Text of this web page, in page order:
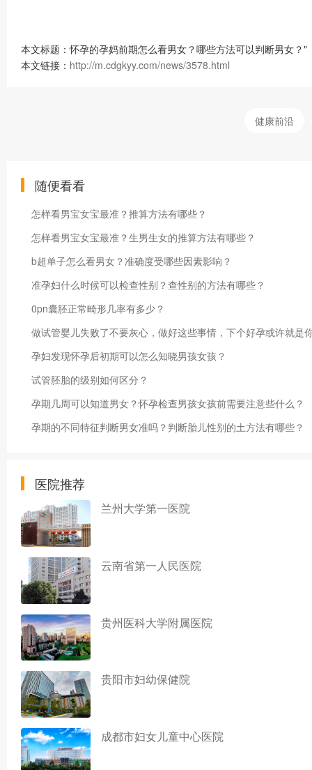
本文标题：怀孕的孕妈前期怎么看男女？哪些方法可以判断男女？"
本文链接： http://m.cdgkyy.com/news/3578.html
健康前沿
随便看看
怎样看男宝女宝最准？推算方法有哪些？
怎样看男宝女宝最准？生男生女的推算方法有哪些？
b超单子怎么看男女？准确度受哪些因素影响？
准孕妇什么时候可以检查性别？查性别的方法有哪些？
0pn囊胚正常畸形几率有多少？
做试管婴儿失败了不要灰心，做好这些事情，下个好孕或许就是
孕妇发现怀孕后初期可以怎么知晓男孩女孩？
试管胚胎的级别如何区分？
孕期几周可以知道男女？怀孕检查男孩女孩前需要注意些什么？
孕期的不同特征判断男女准吗？判断胎儿性别的土方法有哪些？
医院推荐
兰州大学第一医院
云南省第一人民医院
贵州医科大学附属医院
贵阳市妇幼保健院
成都市妇女儿童中心医院